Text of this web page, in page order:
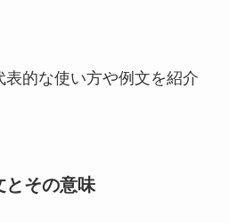
表的な使い方や例文を紹介
とその意味